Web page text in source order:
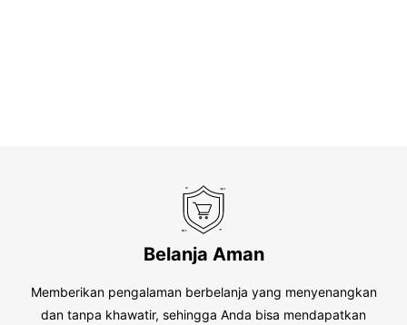
Belanja Aman
Memberikan pengalaman berbelanja yang menyenangkan
dan tanpa khawatir, sehingga Anda bisa mendapatkan